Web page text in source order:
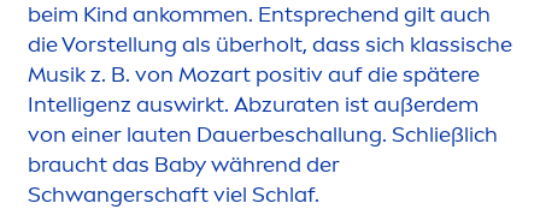
beim Kind ankommen. Entsprechend gilt auch
die Vorstellung als überholt, dass sich klassische
Musik z. B. von Mozart positiv auf die spätere
Intelligenz auswirkt. Abzuraten ist außerdem
von einer lauten Dauerbeschallung. Schließlich
braucht das Baby während der
Schwangerschaft viel Schlaf.